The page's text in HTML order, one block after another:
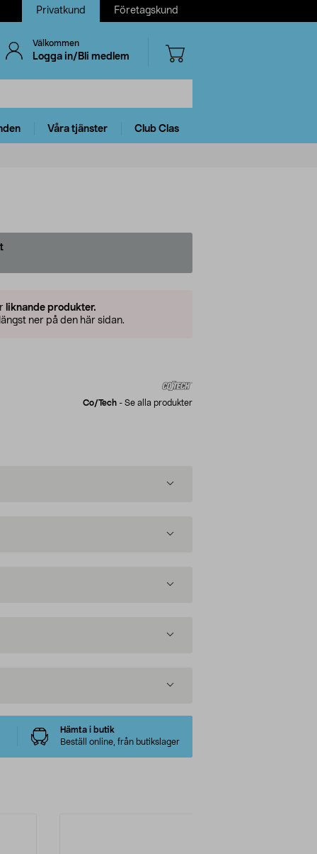
Privatkund Företagskund
Välkommen
Logga in/Bli medlem
Våra tjänster Club Clas
liknande produkter.
ner på den här sidan.
Co/tech - Se alla produkter
Hämta i butik
Beställ online, från butikslager